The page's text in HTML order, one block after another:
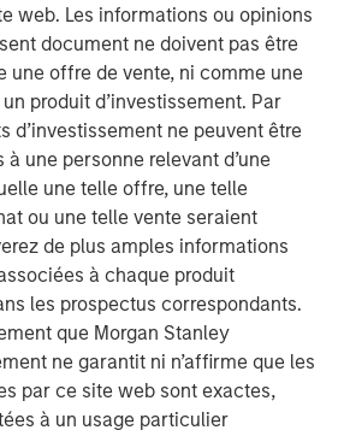
web. Les informations ou opinions
document ne doivent pas être
une offre de vente, ni comme une
produit d’investissement. Par
d’investissement ne peuvent être
à une personne relevant d’une
une telle offre, une telle
ou une telle vente seraient
de plus amples informations
à chaque produit
les prospectus correspondants.
que Morgan Stanley
ne garantit ni n’affirme que les
par ce site web sont exactes,
à un usage particulier
Between Growth and Value
Opportunity
Higher Nominal